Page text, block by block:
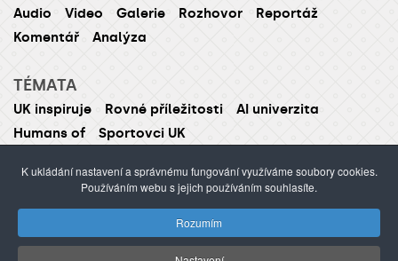
Audio Video Galerie Rozhovor
Reportáž
Komentář
Analýza
TÉMATA
UK inspiruje Rovné příležitosti
AI univerzita
Humans of
Sportovci UK
Publikování nebo šíření obsahu je zakázáno bez
předchozího souhlasu.
K ukládání nastavení a správnému fungování využíváme soubory cookies.
Používáním webu s jejich používáním souhlasíte.
Rozumím